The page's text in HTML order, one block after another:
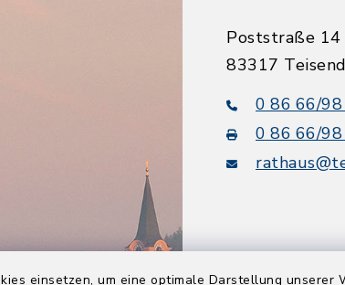
einsetzen, um eine optimale Darstellung
Poststraße 14
83317
0 86 66/
0 86 66/